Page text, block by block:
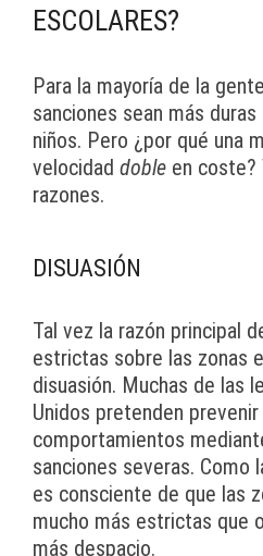
ESCOLARES?
Para la mayoría de la
sanciones sean más
niños. Pero ¿por qué una
velocidad doble en coste?
razones.
DISUASIÓN
Tal vez la razón principal
estrictas sobre las zonas
disuasión. Muchas de las
Unidos pretenden
comportamientos
sanciones severas. Como
es consciente de que las
mucho más estrictas que
más despacio.